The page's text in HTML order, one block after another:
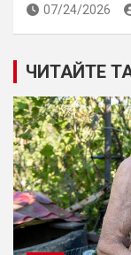
07/24/2026
ЧИТАЙТЕ